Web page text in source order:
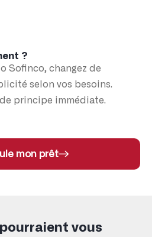
?
Sofinco, changez de
selon vos besoins.
principe immédiate.
mon prêt
vous